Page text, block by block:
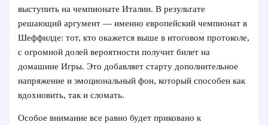
выступить на чемпионате Италии. В результате
решающий аргумент — именно европейский чемпионат в
Шеффилде: тот, кто окажется выше в итоговом протоколе,
с огромной долей вероятности получит билет на
домашние Игры. Это добавляет старту дополнительное
напряжение и эмоциональный фон, который способен как
вдохновить, так и сломать.
Особое внимание все равно будет приковано к